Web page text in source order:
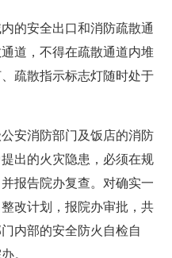
的安全出口和消防疏散通
道，不得在疏散通道内堆
疏散指示标志灯随时处于
安消防部门及饭店的消防
出的火灾隐患，必须在规
报告院办复查。对确实一
改计划，报院办审批，共
内部的安全防火自检自
。